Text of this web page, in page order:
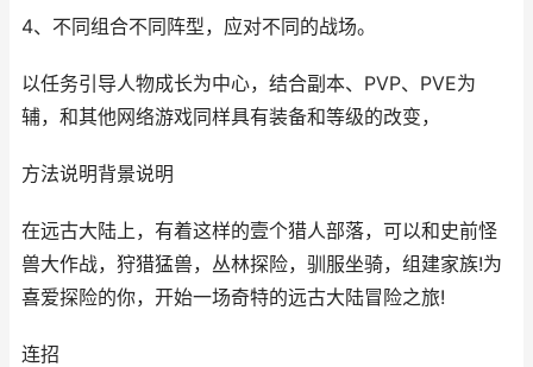
4、不同组合不同阵型，应对不同的战场。
以任务引导人物成长为中心，结合副本、PVP、PVE为
辅，和其他网络游戏同样具有装备和等级的改变，
方法说明背景说明
在远古大陆上，有着这样的壹个猎人部落，可以和史前怪
兽大作战，狩猎猛兽，丛林探险，驯服坐骑，组建家族!为
喜爱探险的你，开始一场奇特的远古大陆冒险之旅!
连招